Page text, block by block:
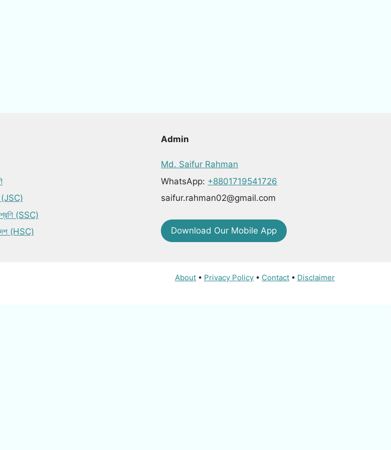
(JSC)
(SSC)
(HSC)
Admin
Md. Saifur Rahman
WhatsApp: +8801719541726
saifur.rahman02@gmail.com
Download Our Mobile App
About • Privacy Policy • Contact • Disclaimer